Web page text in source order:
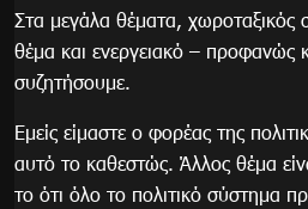
Στα μεγάλα θέματα, χωροταξικός
θέμα και ενεργειακό – προφανώς
συζητήσουμε.
Εμείς είμαστε ο φορέας της
αυτό το καθεστώς. Άλλος θέμα
το ότι όλο το πολιτικό σύστημα